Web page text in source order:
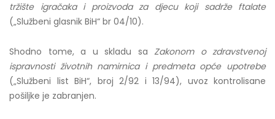
tržište igračaka i proizvoda za djecu koji sadrže ftalate
(„Službeni glasnik BiH“ br 04/10).
Shodno tome, a u skladu sa Zakonom o zdravstvenoj
ispravnosti životnih namirnica i predmeta opće upotrebe
(„Službeni list BiH“, broj 2/92 i 13/94), uvoz kontrolisane
pošiljke je zabranjen.